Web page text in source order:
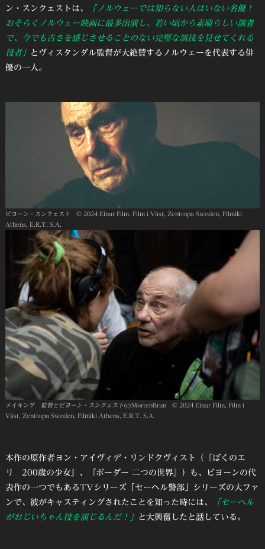
ン・スンクェストは、
「ノルウェーでは知らない人はいない名優！
おそらくノルウェー映画に最多出演し、若い頃から素晴らしい演者
で、今でも古さを感じさせることのない完璧な演技を見せてくれる
役者」 とヴィスタンダル監督が大絶賛するノルウェーを代表する俳
優の一人。
ビヨーン・スンクェスト © 2024 Einar Film, Film i Väst, Zentropa Sweden, Filmiki
Athens, E.R.T. S.A.
メイキング 監督とビヨーン・スンクェスト (c)MortenBrun © 2024 Einar Film, Film i
Väst, Zentropa Sweden, Filmiki Athens, E.R.T. S.A.
本作の原作者ヨン・アイヴィデ・リンドクヴィスト（『ぼくのエ
リ 200歳の少女』、『ボーダー 二つの世界』）も、ビヨーンの代
表作の一つでもあるTVシリーズ「セーヘル警部」シリーズの大ファ
ンで、彼がキャスティングされたことを知った時には、
「セーヘル
がおじいちゃん役を演じるんだ！」 と大興奮したと話している。